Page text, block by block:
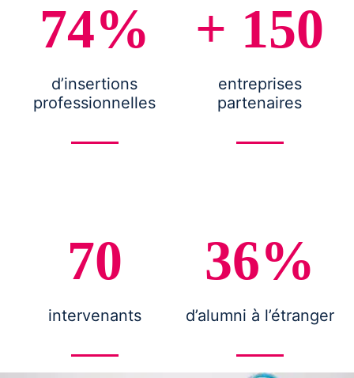
74%
d’insertions
professionnelles
+ 150
entreprises
partenaires
70
intervenants
36%
d’alumni à l’étranger